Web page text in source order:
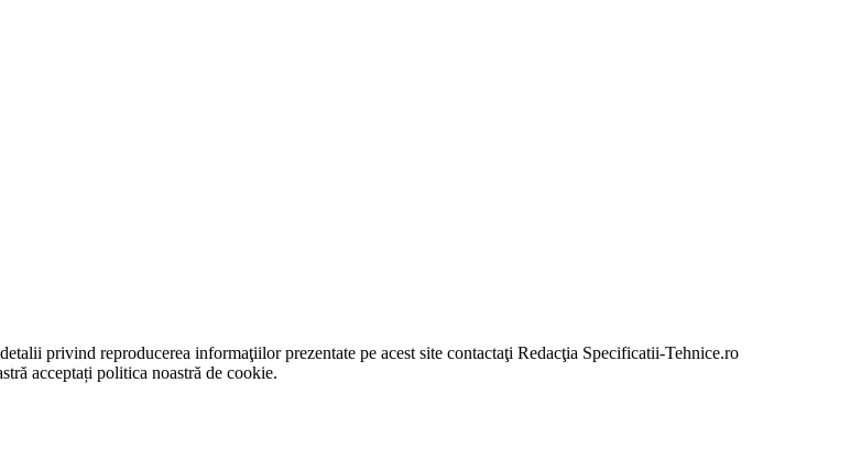
privind reproducerea informaţiilor prezentate pe acest site contactaţi Redacţia Specificatii-Tehnice.ro
acceptați politica noastră de cookie.